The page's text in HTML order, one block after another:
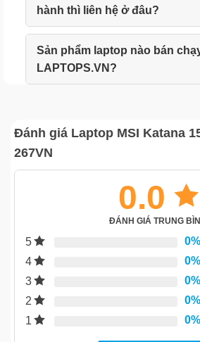
hành thì liên hệ ở đâu?
Sản phẩm laptop nào bán
LAPTOPS.VN?
Đánh giá Laptop MSI Katana
267VN
0.0
ĐÁNH GIÁ TRUNG
5 0%
4
0%
3
0%
2
0%
1
0%